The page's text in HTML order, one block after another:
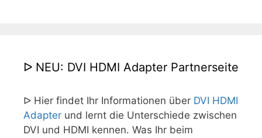
ᐅ NEU: DVI HDMI Adapter Partnerseite
ᐅ Hier findet Ihr Informationen über DVI HDMI
Adapter und lernt die Unterschiede zwischen
DVI und HDMI kennen. Was Ihr beim